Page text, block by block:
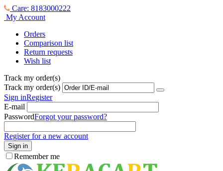
Care: 8183000222
My Account
Orders
Comparison list
Return requests
Wish list
Track my order(s)
Track my order(s)
Sign inRegister
E-mail
PasswordForgot your password?
Register for a new account
Sign in
Remember me